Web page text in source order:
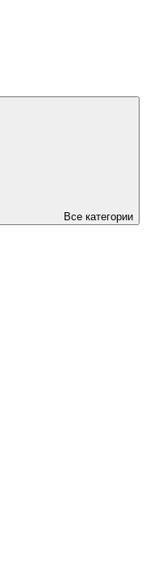
Все категории